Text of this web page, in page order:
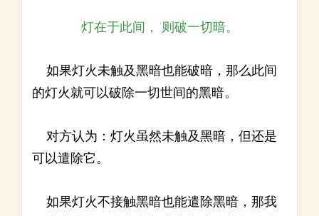
灯在于此间， 则破一切暗。
如果灯火未触及黑暗也能破暗，那么此间
的灯火就可以破除一切世间的黑暗。
对方认为：灯火虽然未触及黑暗，但还是
可以遣除它。
如果灯火不接触黑暗也能遣除黑暗，那我